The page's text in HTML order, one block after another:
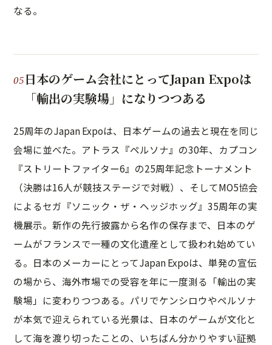
なる。
日本のゲーム会社にとってJapan Expoは
「輸出の実験場」になりつつある
25周年のJapan Expoは、日本ゲームの過去と現在を同じ
会場に並べた。アトラス『ペルソナ』の30年、カプコン
『ストリートファイター6』の25周年記念トーナメント
（決勝は16人が競技ステージで対戦）、そしてMO5協会
によるセガ『ソニック・ザ・ヘッジホッグ』35周年の実
機展示。新作の先行披露から名作の保存まで、日本のゲ
ームがフランスで一種の文化遺産として扱われ始めてい
る。日本のメーカーにとってJapan Expoは、単発の宣伝
の場から、海外市場での受容を年に一度測る「輸出の実
験場」に変わりつつある。パリでケンシロウやペルソナ
が本気で迎えられている光景は、日本のゲームが文化と
して海を渡り切ったことの、いちばん分かりやすい証拠